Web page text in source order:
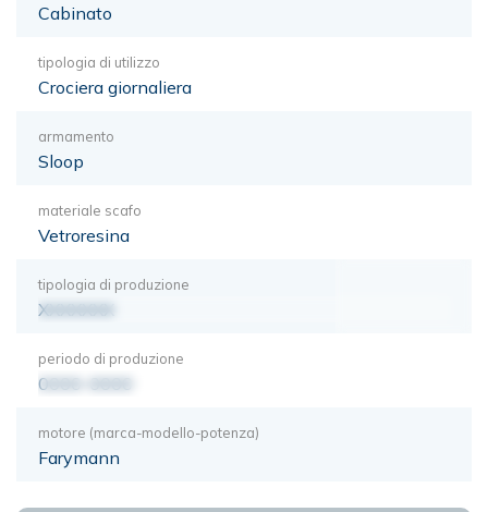
Cabinato
tipologia di utilizzo
Crociera giornaliera
armamento
Sloop
materiale scafo
Vetroresina
tipologia di produzione
XXXXXXX
periodo di produzione
0000-0000
motore (marca-modello-potenza)
Farymann